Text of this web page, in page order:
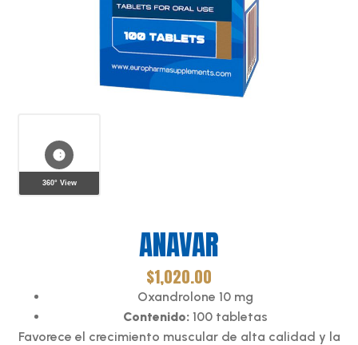
360° View
ANAVAR
$1,020.00
Oxandrolone 10 mg
Contenido:100 tabletas
Favorece el crecimiento muscular de alta calidad y la